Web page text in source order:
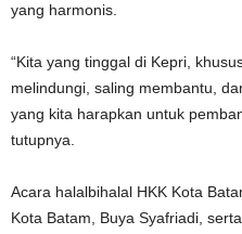
yang harmonis.
“Kita yang tinggal di Kepri,
melindungi, saling membantu,
yang kita harapkan untuk
tutupnya.
Acara halalbihalal HKK Kota
Kota Batam, Buya Syafriadi,